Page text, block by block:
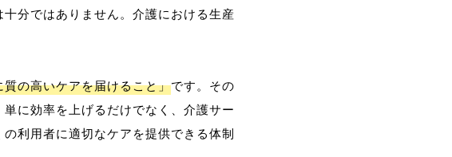
分ではありません。介護における生産
の高いケアを届けること」です。その
に効率を上げるだけでなく、介護サー
利用者に適切なケアを提供できる体制